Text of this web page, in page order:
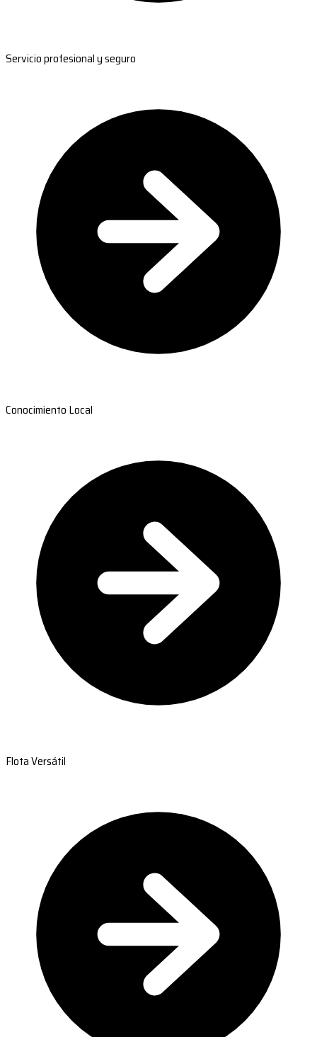
Servicio profesional y seguro
Conocimiento Local
Flota Versátil